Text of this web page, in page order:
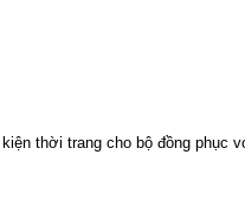
thời trang cho bộ đồng phục